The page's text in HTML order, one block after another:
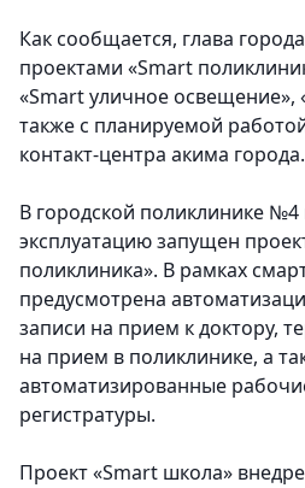
Как сообщается, глава
проектами «Smart
«Smart уличное освещение»,
также с планируемой
контакт-центра акима города.
В городской поликлинике
эксплуатацию запущен
поликлиника». В рамках
предусмотрена
записи на прием к доктору,
на прием в поликлинике, а
автоматизированные
регистратуры.
Проект «Smart школа»